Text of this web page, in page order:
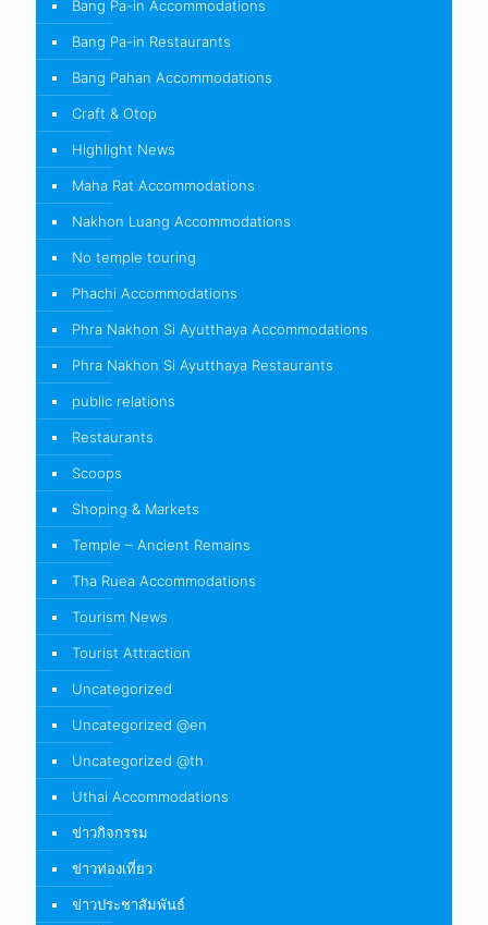
Bang Pa-in Accommodations
Bang Pa-in Restaurants
Bang Pahan Accommodations
Craft & Otop
Highlight News
Maha Rat Accommodations
Nakhon Luang Accommodations
No temple touring
Phachi Accommodations
Phra Nakhon Si Ayutthaya Accommodations
Phra Nakhon Si Ayutthaya Restaurants
public relations
Restaurants
Scoops
Shoping & Markets
Temple – Ancient Remains
Tha Ruea Accommodations
Tourism News
Tourist Attraction
Uncategorized
Uncategorized @en
Uncategorized @th
Uthai Accommodations
ข่าวกิจกรรม
ข่าวท่องเที่ยว
ข่าวประชาสัมพันธ์